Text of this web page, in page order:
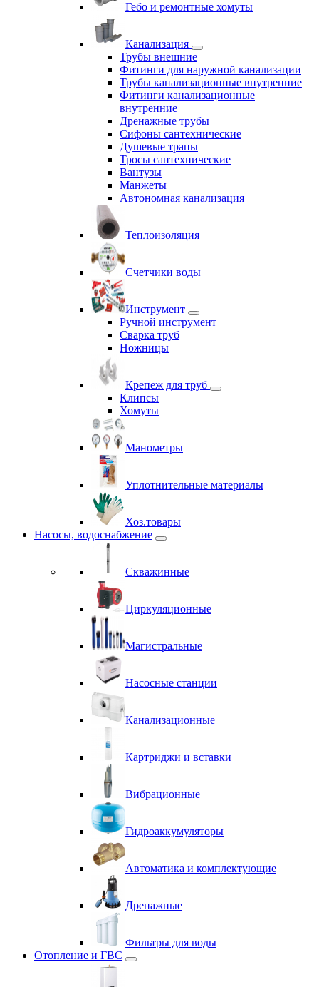
Гебо и ремонтные хомуты
Канализация
Трубы внешние
Фитинги для наружной канализации
Трубы канализационные внутренние
Фитинги канализационные
внутренние
Дренажные трубы
Сифоны сантехнические
Душевые трапы
Тросы сантехнические
Вантузы
Манжеты
Автономная канализация
Теплоизоляция
Счетчики воды
Инструмент
Ручной инструмент
Сварка труб
Ножницы
Крепеж для труб
Клипсы
Хомуты
Манометры
Уплотнительные материалы
Хоз.товары
Насосы, водоснабжение
Скважинные
Циркуляционные
Магистральные
Насосные станции
Канализационные
Картриджи и вставки
Вибрационные
Гидроаккумуляторы
Автоматика и комплектующие
Дренажные
Фильтры для воды
Отопление и ГВС